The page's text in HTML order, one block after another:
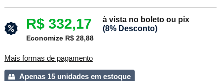
R$ 332,17
à vista no boleto ou pix
(8% Desconto)
Economize R$ 28,88
Mais formas de pagamento
Apenas 15 unidades em estoque